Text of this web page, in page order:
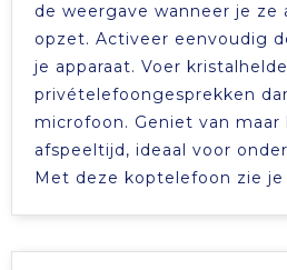
de weergave wanneer je ze
opzet. Activeer eenvoudig
je apparaat. Voer
privételefoongesprekken
microfoon. Geniet van maar
afspeeltijd, ideaal voor
Met deze koptelefoon zie